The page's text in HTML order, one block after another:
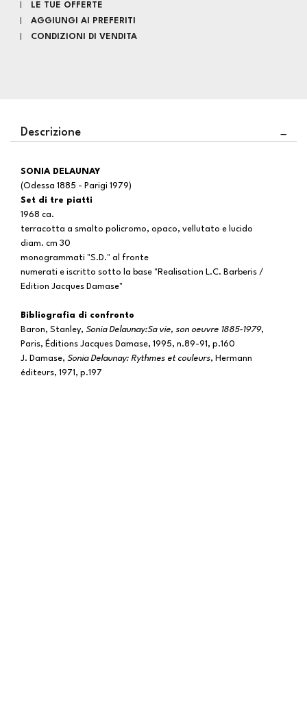
LE TUE OFFERTE
AGGIUNGI AI PREFERITI
CONDIZIONI DI VENDITA
Descrizione
SONIA DELAUNAY
(Odessa 1885 - Parigi 1979)
Set di tre piatti
1968 ca.
terracotta a smalto policromo, opaco, vellutato e lucido
diam. cm 30
monogrammati "S.D." al fronte
numerati e iscritto sotto la base "Realisation L.C. Barberis /
Edition Jacques Damase"
Bibliografia di confronto
Baron, Stanley, Sonia Delaunay:Sa vie, son oeuvre 1885-1979,
Paris, Éditions Jacques Damase, 1995, n.89-91, p.160
J. Damase, Sonia Delaunay: Rythmes et couleurs, Hermann
éditeurs, 1971, p.197